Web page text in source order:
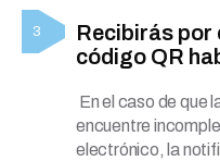
Recibirás por
código QR
En el caso de que
encuentre
electrónico, la